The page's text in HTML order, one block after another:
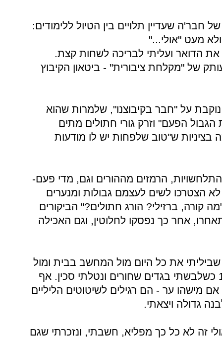
שעדיין תלויים בין הטיול ללימודים:
מעט "אולי..."
ב-10:00, לקחתי את הדואר ועליתי לבריכה לשחות קצת.
של "מקלחת ציבורית" - ביטאון הקיבוץ
על "חבר בקיבוצנו", שלמרות שהוא
הפעם" וזרק גורי חתולים מתים
ש"טוב שלפחות יש לו מודעות
הרמזים מההורים וגם, מדי פעם-
הצטרכו לשים לעצמם גבולות ומנערים
קורה, ברזילי? הורג חתולים?" הביקורים
אחר כך נפסקו לחלוטין, וגם האכילה
את כל היום מול המחשב בבית ומול
הספרים בחדרי. השעה הייתה 1:00 כשלבשתי בגדים שחורים ונטלתי סכין. אף
מישהו ער - הם רגילים לשיטוטים הליליים
גדולה ויצאתי.
זה לא כל כך מפליא, חשבתי, ונזכרתי שגם